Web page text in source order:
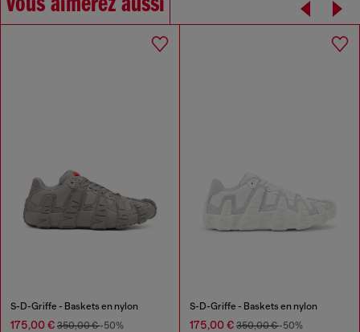
S-D-Griffe - Baskets en nylon
175,00 € 350,00 €-50%
S-D-Griffe - Baskets en nylon
175,00 € 350,00 €-50%